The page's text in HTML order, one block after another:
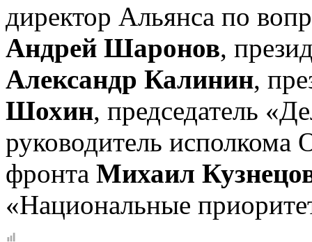
директор Альянса по
Андрей Шаронов,
Александр Калинин,
Шохин, председатель
руководитель исполкома
фронта Михаил
«Национальные